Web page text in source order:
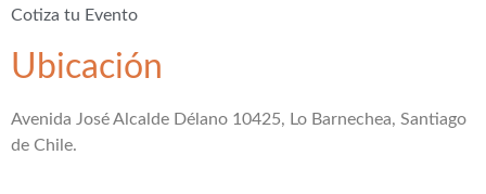
Cotiza tu Evento
Ubicación
Avenida José Alcalde Délano 10425, Lo Barnechea, Santiago
de Chile.